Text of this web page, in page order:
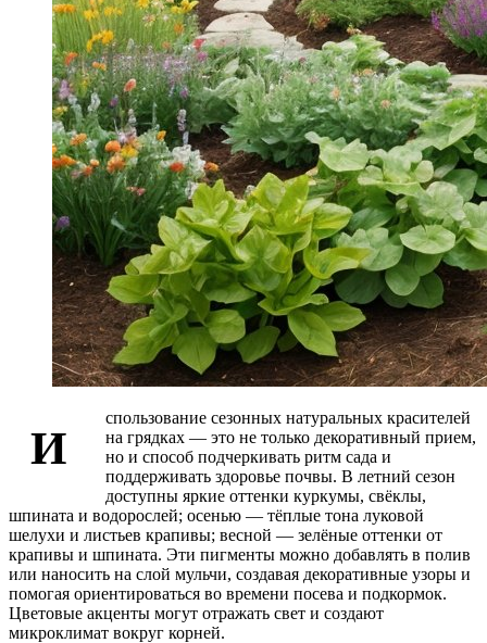
И
спользование сезонных натуральных красителей
на грядках — это не только декоративный прием,
но и способ подчеркивать ритм сада и
поддерживать здоровье почвы. В летний сезон
доступны яркие оттенки куркумы, свёклы,
шпината и водорослей; осенью — тёплые тона луковой
шелухи и листьев крапивы; весной — зелёные оттенки от
крапивы и шпината. Эти пигменты можно добавлять в полив
или наносить на слой мульчи, создавая декоративные узоры и
помогая ориентироваться во времени посева и подкормок.
Цветовые акценты могут отражать свет и создают
микроклимат вокруг корней.